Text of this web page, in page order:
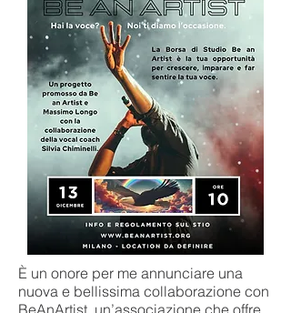
È un onore per me annunciare una
nuova e bellissima collaborazione con
BeAnArtist, un’associazione che offre